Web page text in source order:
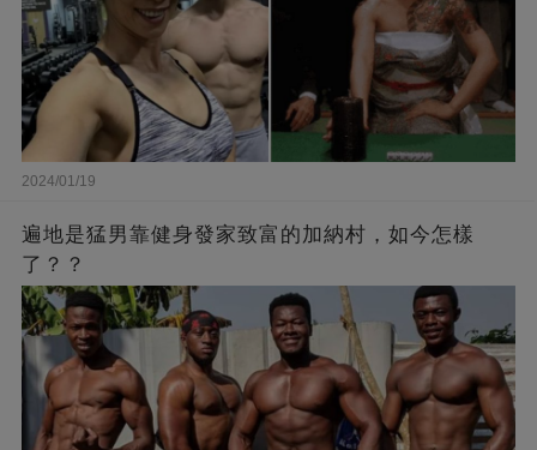
2024/01/19
遍地是猛男靠健身發家致富的加納村，如今怎樣
了？？